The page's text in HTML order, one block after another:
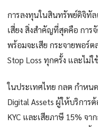
การลงทุนในสินทรัพย์ดิจิทัล
เสี่ยง สิ่งสำคัญที่สุดคือ การ
พร้อมจะเสีย กระจายพอร์
Stop Loss ทุกครั้ง และไม่ใ
ในประเทศไทย กลต กำห
Digital Assets ผู้ให้บริกา
KYC และเสียภาษี 15% จ